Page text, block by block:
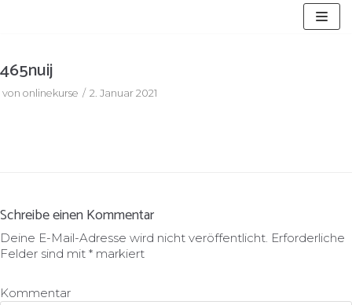
465nuij
von onlinekurse 2. Januar 2021
Schreibe einen Kommentar
Deine E-Mail-Adresse wird nicht veröffentlicht. Erforderliche
Felder sind mit * markiert
Kommentar